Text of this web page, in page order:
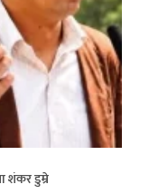
शंकर डुम्रे